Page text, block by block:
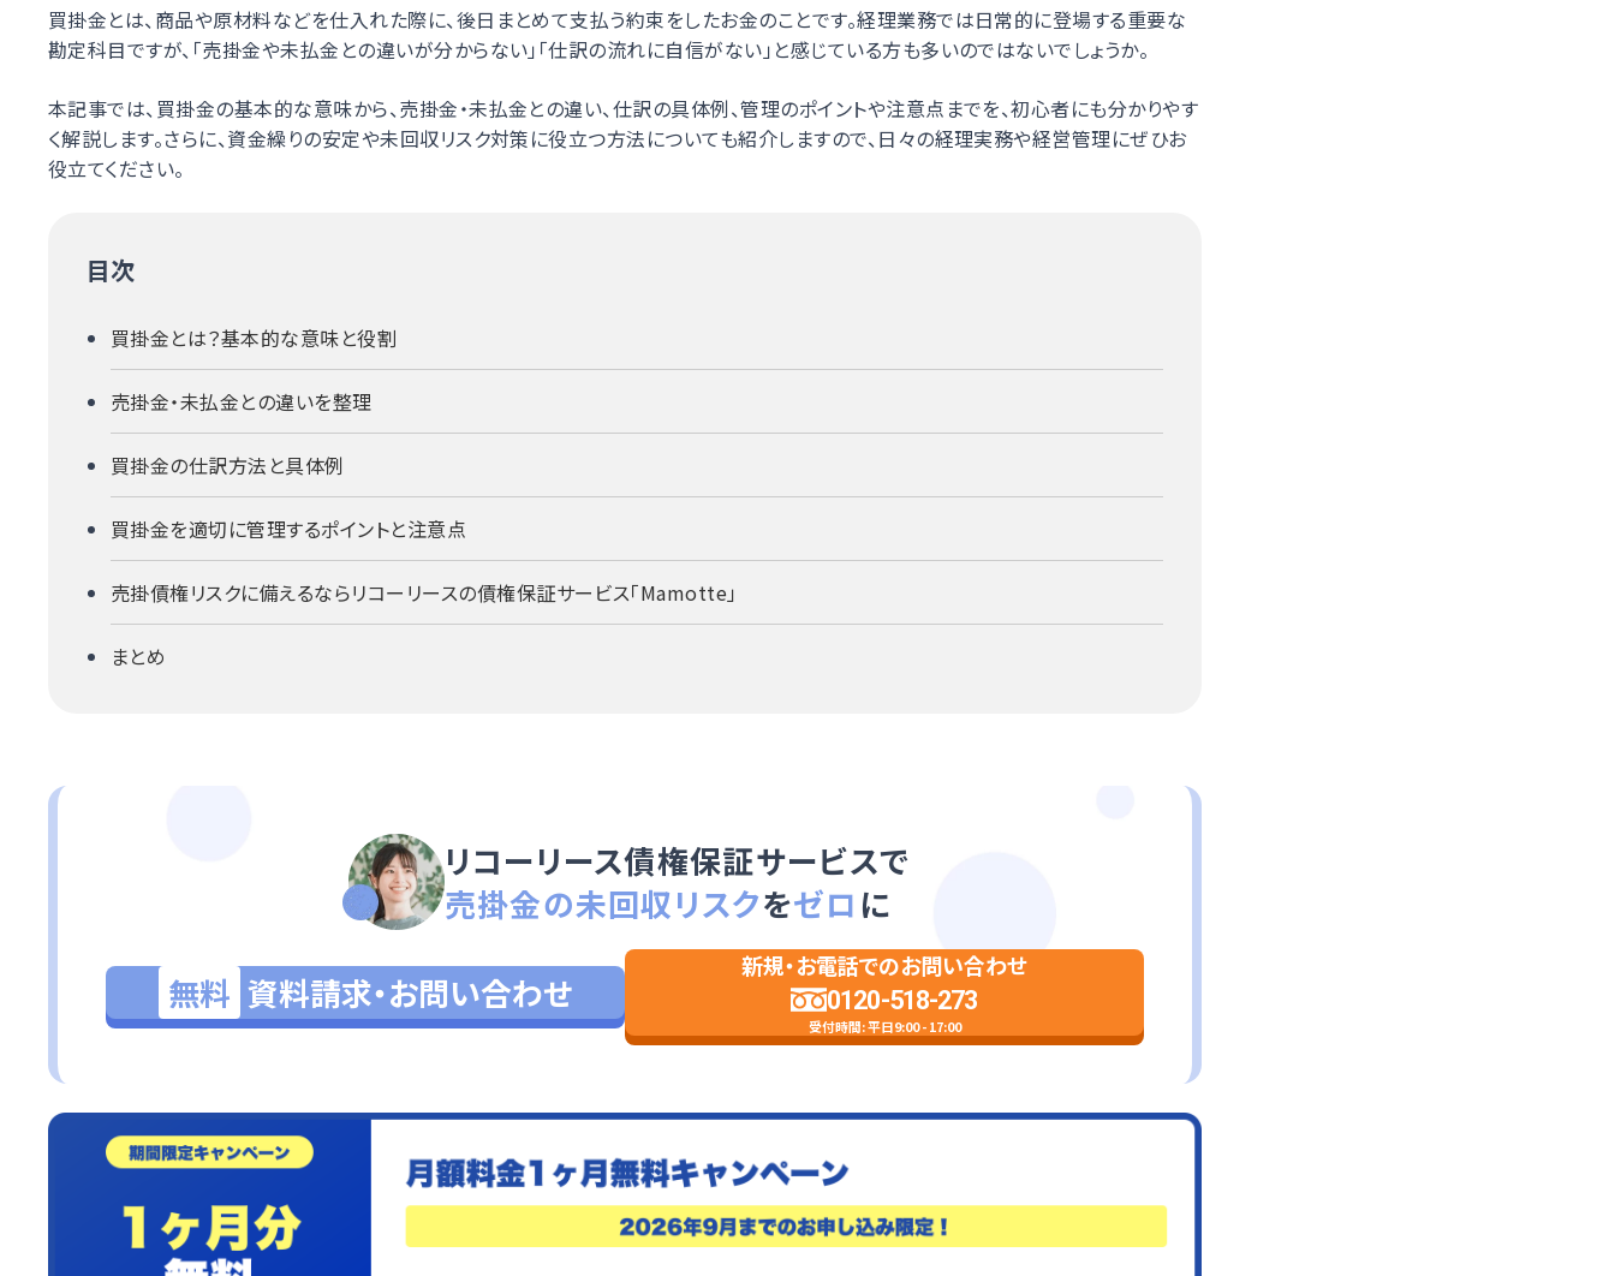
買掛金とは、商品や原材料などを仕入れた際に、後日まとめて支払う約束をしたお金のことです。経理業務では日常的に登場する重要な
勘定科目ですが、「売掛金や未払金との違いが分からない」「仕訳の流れに自信がない」と感じている方も多いのではないでしょうか。
本記事では、買掛金の基本的な意味から、売掛金・未払金との違い、仕訳の具体例、管理のポイントや注意点までを、初心者にも分かりやす
く解説します。さらに、資金繰りの安定や未回収リスク対策に役立つ方法についても紹介しますので、日々の経理実務や経営管理にぜひお
役立てください。
目次
買掛金とは？基本的な意味と役割
売掛金・未払金との違いを整理
買掛金の仕訳方法と具体例
買掛金を適切に管理するポイントと注意点
売掛債権リスクに備えるならリコーリースの債権保証サービス「Mamotte」
まとめ
リコーリース債権保証サービスで
売掛金の未回収リスクをゼロ に
無料 資料請求・お問い合わせ
新規・お電話でのお問い合わせ
0120-518-273
受付時間: 平日9:00 - 17:00